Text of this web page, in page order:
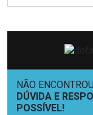
NÃO
DÚVIDA E
POSSÍVEL!